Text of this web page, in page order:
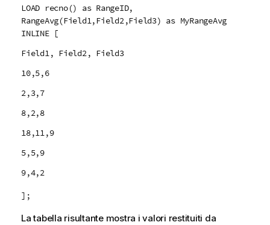
LOAD recno() as RangeID,
RangeAvg(Field1,Field2,Field3) as MyRangeAvg
INLINE [
Field1, Field2, Field3
10,5,6
2,3,7
8,2,8
18,11,9
5,5,9
9,4,2
];
La tabella risultante mostra i valori restituiti da